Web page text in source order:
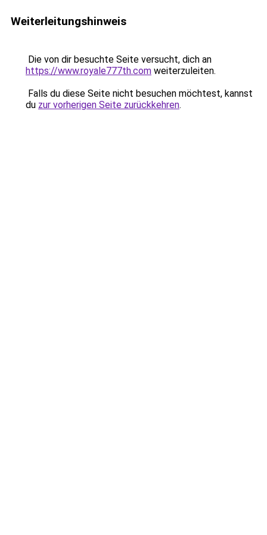
Weiterleitungshinweis
Die von dir besuchte Seite versucht, dich an
https://www.royale777th.com weiterzuleiten.
Falls du diese Seite nicht besuchen möchtest, kannst
du zur vorherigen Seite zurückkehren.